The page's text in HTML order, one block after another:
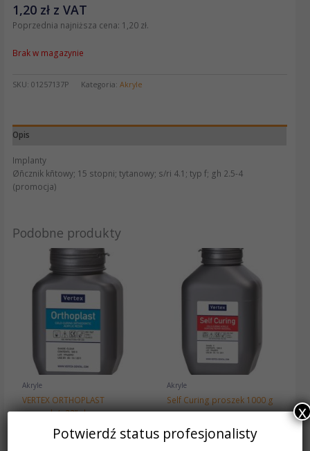
1,20 zł z VAT
Poprzednia najniższa cena: 1,20 zł.
Brak w magazynie
SKU:01257137P Kategoria:Akryle
Opis
Implanty
Øñcznik kñtowy; 15 stopni; tytanowy; s/ri 4.1; typ f; gh 2.5-4
(promocja)
Podobne produkty
Akryle
VERTEX ORTHOPLAST
proszek / „22” clear
z VAT
Akryle
Self Curing proszek 1000 g
Wybierz opcje
Ten
produkt
Opcje
można
wybrać
stronie
Potwierdź status profesjonalisty
x